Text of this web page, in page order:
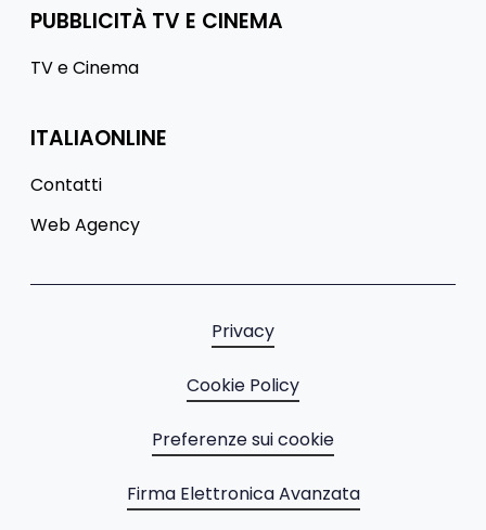
PUBBLICITÀ TV E CINEMA
TV e Cinema
ITALIAONLINE
Contatti
Web Agency
Privacy
Cookie Policy
Preferenze sui cookie
Firma Elettronica Avanzata